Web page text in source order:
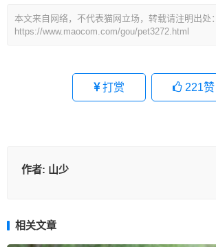
本文来自网络，不代表猫网立场，转载请注明出处：
https://www.maocom.com/gou/pet3272.html
打赏 221赞
作者: 山少
相关文章